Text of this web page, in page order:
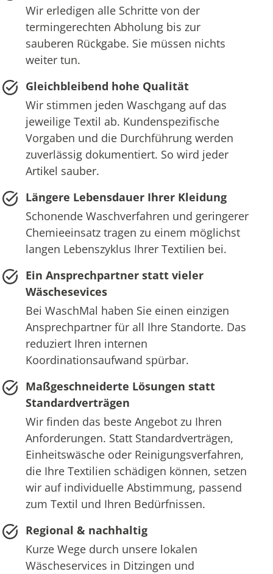
Wir erledigen alle Schritte von der
termingerechten Abholung bis zur
sauberen Rückgabe. Sie müssen nichts
weiter tun.
Gleichbleibend hohe Qualität
Wir stimmen jeden Waschgang auf das
jeweilige Textil ab. Kundenspezifische
Vorgaben und die Durchführung werden
zuverlässig dokumentiert. So wird jeder
Artikel sauber.
Längere Lebensdauer Ihrer Kleidung
Schonende Waschverfahren und geringerer
Chemieeinsatz tragen zu einem möglichst
langen Lebenszyklus Ihrer Textilien bei.
Ein Ansprechpartner statt vieler
Wäschesevices
Bei WaschMal haben Sie einen einzigen
Ansprechpartner für all Ihre Standorte. Das
reduziert Ihren internen
Koordinationsaufwand spürbar.
Maßgeschneiderte Lösungen statt
Standardverträgen
Wir finden das beste Angebot zu Ihren
Anforderungen. Statt Standardverträgen,
Einheitswäsche oder Reinigungsverfahren,
die Ihre Textilien schädigen können, setzen
wir auf individuelle Abstimmung, passend
zum Textil und Ihren Bedürfnissen.
Regional & nachhaltig
Kurze Wege durch unsere lokalen
Wäscheservices in Ditzingen und